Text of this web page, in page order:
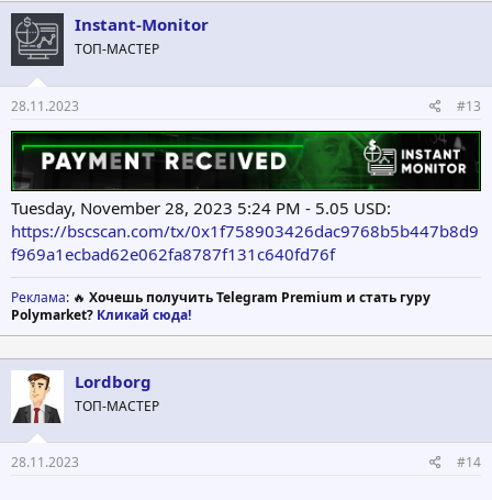
Instant-Monitor
ТОП-МАСТЕР
28.11.2023 #13
Tuesday, November 28, 2023 5:24 PM - 5.05 USD:
https://bscscan.com/tx/0x1f758903426dac9768b5b447b8d9
f969a1ecbad62e062fa8787f131c640fd76f
Реклама: 🔥 Хочешь получить Telegram Premium и стать гуру
Polymarket? Кликай сюда!
Lordborg
ТОП-МАСТЕР
28.11.2023 #14